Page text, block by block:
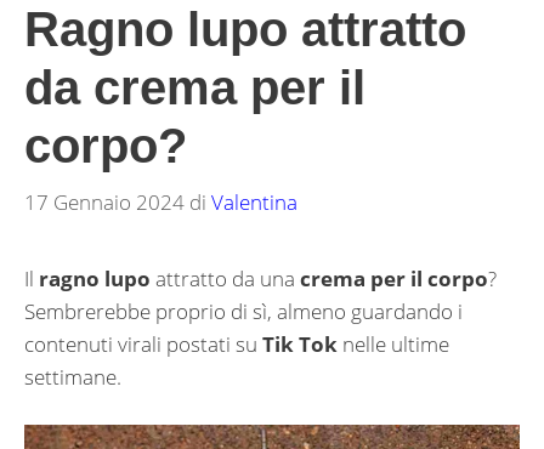
Ragno lupo attratto
da crema per il
corpo?
17 Gennaio 2024 di Valentina
Il ragno lupo attratto da una crema per il corpo?
Sembrerebbe proprio di sì, almeno guardando i
contenuti virali postati su Tik Tok nelle ultime
settimane.